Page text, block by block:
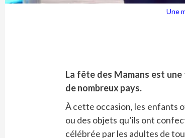
Une
La fête des Mamans est
de nombreux pays.
À cette occasion, les enfants
ou des objets qu’ils ont
célébrée par les adultes de